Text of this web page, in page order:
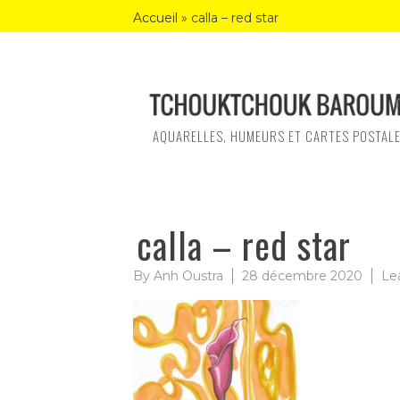
to
Accueil » calla – red star
AQUARELLES, HUMEURS ET CARTES
calla – red star
ByAnh Oustra 28 décembre 2020